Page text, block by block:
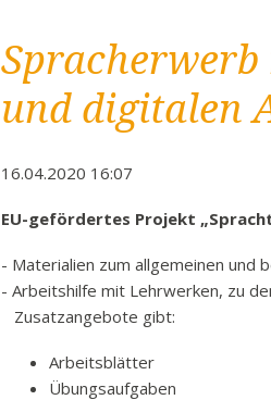
und digitalen
16.04.2020 16:07
EU-gefördertes Projekt
- Materialien zum allgemeinen und
- Arbeitshilfe mit Lehrwerken, zu
Zusatzangebote gibt:
Arbeitsblätter
Übungsaufgaben